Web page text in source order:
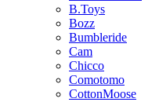
B.Toys
Bozz
Bumbleride
Cam
Chicco
Comotomo
CottonMoose